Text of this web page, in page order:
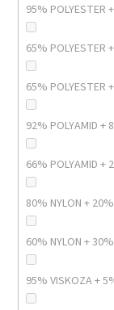
95% POLYESTER
65% POLYESTER
65% POLYESTER
92% POLYAMID +
66% POLYAMID +
80% NYLON +
60% NYLON +
95% VISKOZA +